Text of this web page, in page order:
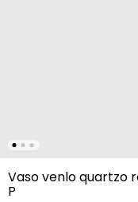
Vaso venlo quartzo
P